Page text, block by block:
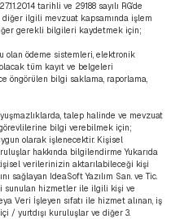
tarihli ve 29188 sayılı RG’de
ilgili mevzuat kapsamında işlem
gerekli bilgileri kaydetmek için;
olan ödeme sistemleri, elektronik
tüm kayıt ve belgeleri
öngörülen bilgi saklama, raporlama,
talep halinde ve mevzuat
bilgi verebilmek için;
olarak işlenecektir. Kişisel
hakkında bilgilendirme Yukarıda
verilerinizin aktarılabileceği kişi
sağlayan IdeaSoft Yazılım San. ve Tic.
sunulan hizmetler ile ilgili kişi ve
Veri İşleyen sıfatı ile hizmet alınan, iş
/ yurtdışı kuruluşlar ve diğer 3.